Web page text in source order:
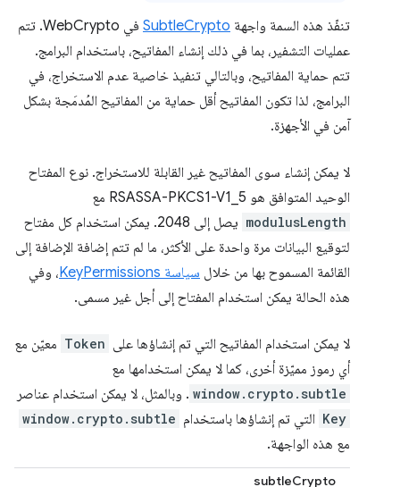
تنفّذ هذه السمة واجهة SubtleCrypto
في WebCrypto. تتم
عمليات التشفير، بما في ذلك إنشاء المفاتيح، باستخدام البرامج.
تتم حماية المفاتيح، وبالتالي تنفيذ خاصية عدم الاستخراج، في
البرامج، لذا تكون المفاتيح أقل حماية من المفاتيح المُدمَجة بشكل
آمن في الأجهزة.
لا يمكن إنشاء سوى المفاتيح غير القابلة للاستخراج. نوع المفتاح
الوحيد المتوافق هو RSASSA-PKCS1-V1_5 مع
modulusLength
يصل إلى 2048. يمكن استخدام كل مفتاح
لتوقيع البيانات مرة واحدة على الأكثر، ما لم تتم إضافة الإضافة إلى
القائمة المسموح بها من خلال سياسة KeyPermissions
، وفي
هذه الحالة يمكن استخدام المفتاح إلى أجل غير مسمى.
لا يمكن استخدام المفاتيح التي تم إنشاؤها على Token معيّن مع
أي رموز مميّزة أخرى، كما لا يمكن استخدامها مع
window.crypto.subtle . وبالمثل، لا يمكن استخدام عناصر
Key التي تم إنشاؤها باستخدام window.crypto.subtle
مع هذه الواجهة.
subtleCrypto